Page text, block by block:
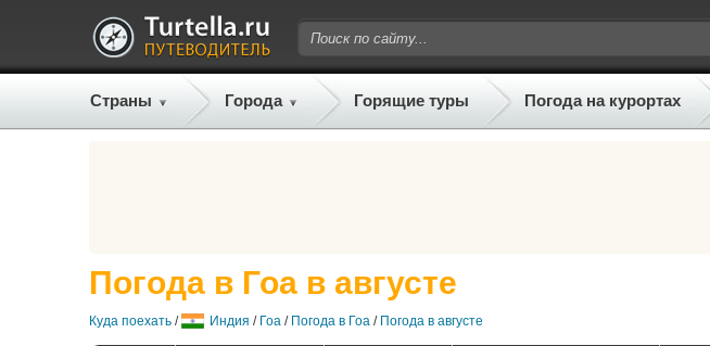
Страны Города Горящие туры Погода на курортах
Погода в Гоа в августе
Куда поехать / Индия / Гоа / Погода в Гоа / Погода в августе